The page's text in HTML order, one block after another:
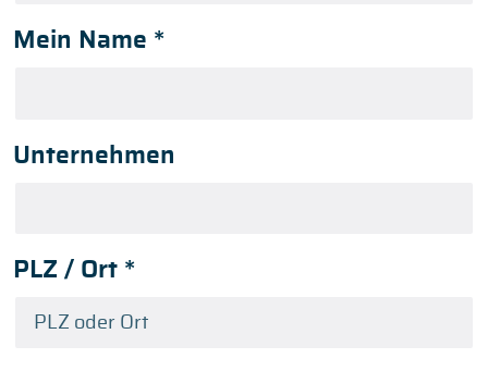
Mein Name *
Unternehmen
PLZ / Ort *